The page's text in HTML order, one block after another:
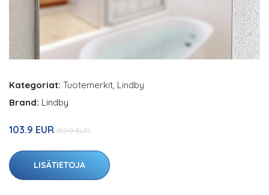
Kategoriat: Tuotemerkit, Lindby
Brand: Lindby
103.9 EUR 159.9 EUR
LISÄTIETOJA